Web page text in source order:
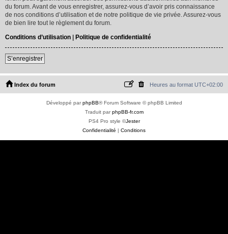
du forum. Avant de vous enregistrer, assurez-vous d’avoir pris connaissance
de nos conditions d’utilisation et de notre politique de vie privée. Assurez-vous
de bien lire tout le règlement du forum.
Conditions d’utilisation | Politique de confidentialité
S’enregistrer
Index du forum Heures au format UTC+02:00
Développé parphpBB® Forum Software © phpBB Limited
Traduit parphpBB-fr.com
PS4 Pro style ©Jester
Confidentialité | Conditions